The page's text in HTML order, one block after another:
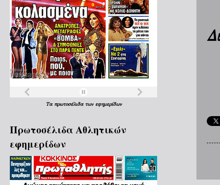
Τα πρωτοσέλιδα των εφημερίδων
Πρωτοσέλιδα Aθλητικών
εφημερίδων